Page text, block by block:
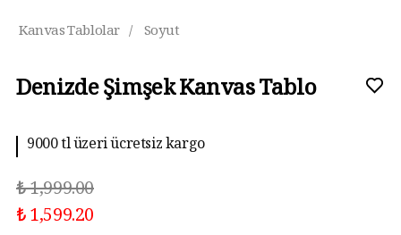
Kanvas Tablolar / Soyut
Denizde Şimşek Kanvas Tablo
9000 tl üzeri ücretsiz kargo
₺ 1,999.00
₺ 1,599.20